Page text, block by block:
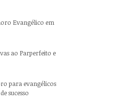
Evangélico em
ao Parperfeito e
para evangélicos
sucesso